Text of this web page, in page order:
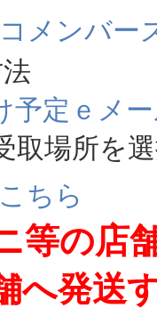
メンバー
予定ｅメ
取場所を
ちら
等の店
へ発送